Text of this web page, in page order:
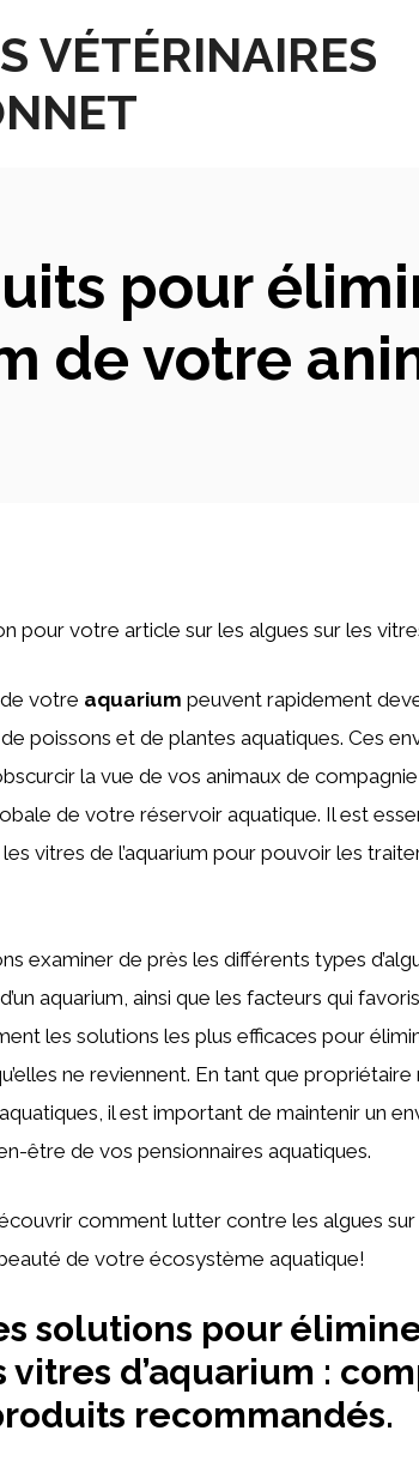
VÉTÉRINAIRES
pour
de votre
pour votre article sur les algues sur les
votre aquarium peuvent rapidement
poissons et de plantes aquatiques. Ces
la vue de vos animaux de
de votre réservoir aquatique. Il est
vitres de l’aquarium pour pouvoir les
examiner de près les différents types
aquarium, ainsi que les facteurs qui
les solutions les plus efficaces pour
ne reviennent. En tant que
il est important de maintenir un
être de vos pensionnaires aquatiques.
comment lutter contre les algues
de votre écosystème aquatique!
solutions pour
vitres d’aquarium :
recommandés.